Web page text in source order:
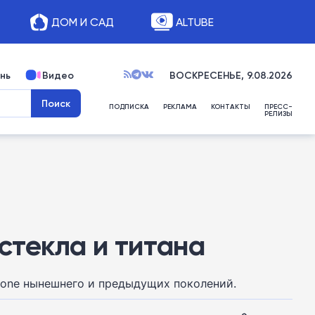
ДОМ И САД ALTUBE
Видео ВОСКРЕСЕНЬЕ, 9.08.2026
ПОДПИСКА РЕКЛАМА КОНТАКТЫ ПРЕСС-
РЕЛИЗЫ
и титана
нынешнего и предыдущих поколений.